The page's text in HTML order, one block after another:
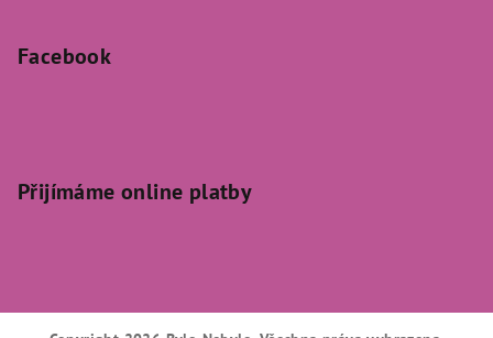
Facebook
Přijímáme online platby